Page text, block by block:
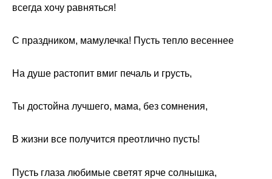
всегда хочу равняться!
С праздником, мамулечка! Пусть тепло весеннее
На душе растопит вмиг печаль и грусть,
Ты достойна лучшего, мама, без сомнения,
В жизни все получится преотлично пусть!
Пусть глаза любимые светят ярче солнышка,